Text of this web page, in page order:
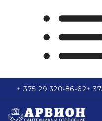
+ 375 29 320-86-62+